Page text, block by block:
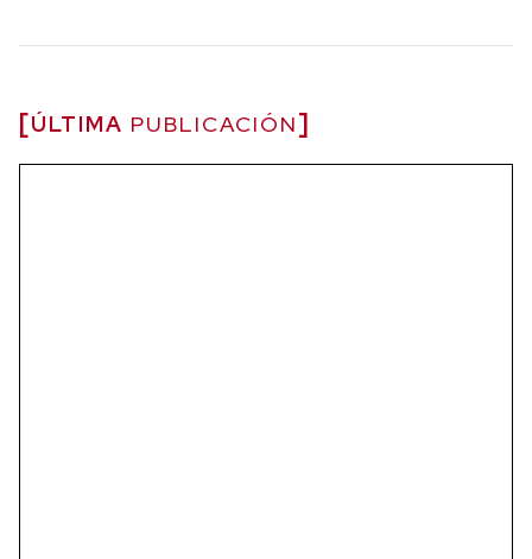
ÚLTIMA PUBLICACIÓN